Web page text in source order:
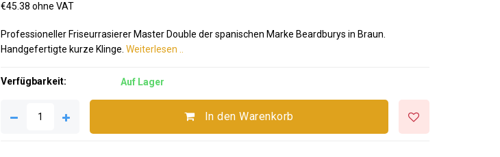
€45.38 ohne VAT
Professioneller Friseurrasierer Master Double der spanischen Marke Beardburys in Braun.
Handgefertigte kurze Klinge. Weiterlesen ..
Verfügbarkeit: Auf Lager
In den Warenkorb